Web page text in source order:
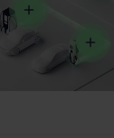
GmbH & Co KG,